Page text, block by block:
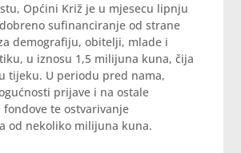
Općini Križ je u mjesecu lipnju
sufinanciranje od strane
demografiju, obitelji, mlade i
u iznosu 1,5 milijuna kuna, čija
tijeku. U periodu pred nama,
prijave i na ostale
fondove te ostvarivanje
od nekoliko milijuna kuna.